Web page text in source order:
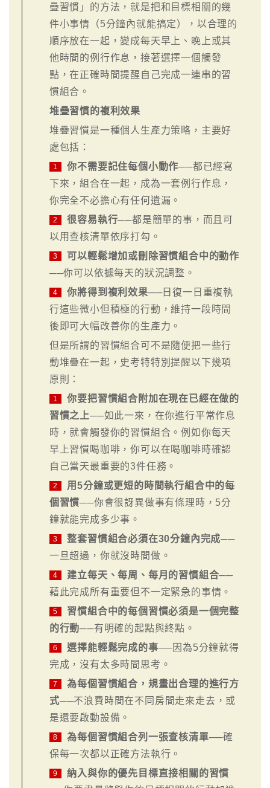
疊習慣」的方法，就是把和目標相關的幾
件小事情（5分鐘內就能搞定），以合理的
順序放在一起，變成每天早上、晚上或其
他時間的例行作息，接著選擇一個觸發
點，在正確時間提醒自己完成一連串的習
慣組合。
堆疊習慣的複利效果
堆疊習慣是一種個人生產力策略，主要好
處包括：
1 你不需要記住每個小動作──都已經寫
下來，組合在一起，成為一套例行作息，
你完全不必擔心有任何遺漏。
2 很容易執行──都是簡單的事，而且可
以用查核清單依序打勾。
3
可以輕鬆增加或刪除習慣組合中的動作
──你可以依據每天的狀況調整。
4 你將得到複利效果──日復一日重複執
行這些微小但積極的行動，維持一段時間
後即可大幅改善你的生產力。
但是所謂的習慣組合可不是隨便把一些行
動堆疊在一起，史考特特別提醒以下幾項
原則：
1
你要把習慣組合附加在現在已經在做的
習慣之上──如此一來，在你進行平常作息
時，就會觸發你的習慣組合。例如你每天
早上習慣喝咖啡，你可以在喝咖啡時確認
自己當天最重要的3件任務。
2
用5分鐘或更短的時間執行組合中的每
個習慣──你會很訝異做事有條理時，5分
鐘就能完成多少事。
3 整套習慣組合必須在30分鐘內完成──
一旦超過，你就沒時間做。
4 建立每天、每周、每月的習慣組合──
藉此完成所有重要但不一定緊急的事情。
5
習慣組合中的每個習慣必須是一個完整
的行動──有明確的起點與終點。
6 選擇能輕鬆完成的事──因為5分鐘就得
完成，沒有太多時間思考。
7
為每個習慣組合，規畫出合理的進行方
式──不浪費時間在不同房間走來走去，或
是還要啟動設備。
8 為每個習慣組合列一張查核清單──確
保每一次都以正確方法執行。
9
納入與你的優先目標直接相關的習慣